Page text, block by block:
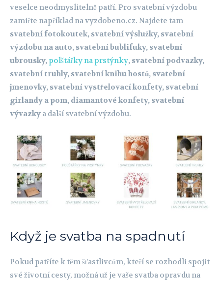
veselce neodmyslitelně patří. Pro svatební výzdobu
zamiřte například na vyzdobeno.cz. Najdete tam
svatební fotokoutek, svatební výslužky, svatební
výzdobu na auto, svatební bublifuky, svatební
ubrousky,polštářky na prstýnky, svatební podvazky,
svatební truhly, svatební knihu hostů, svatební
jmenovky, svatební vystřelovací konfety, svatební
girlandy a pom, diamantové konfety, svatební
vývazky a další svatební výzdobu.
Když je svatba na spadnutí
Pokud patříte k těm šťastlivcům, kteří se rozhodli spojit
své životní cesty, možná už je vaše svatba opravdu na